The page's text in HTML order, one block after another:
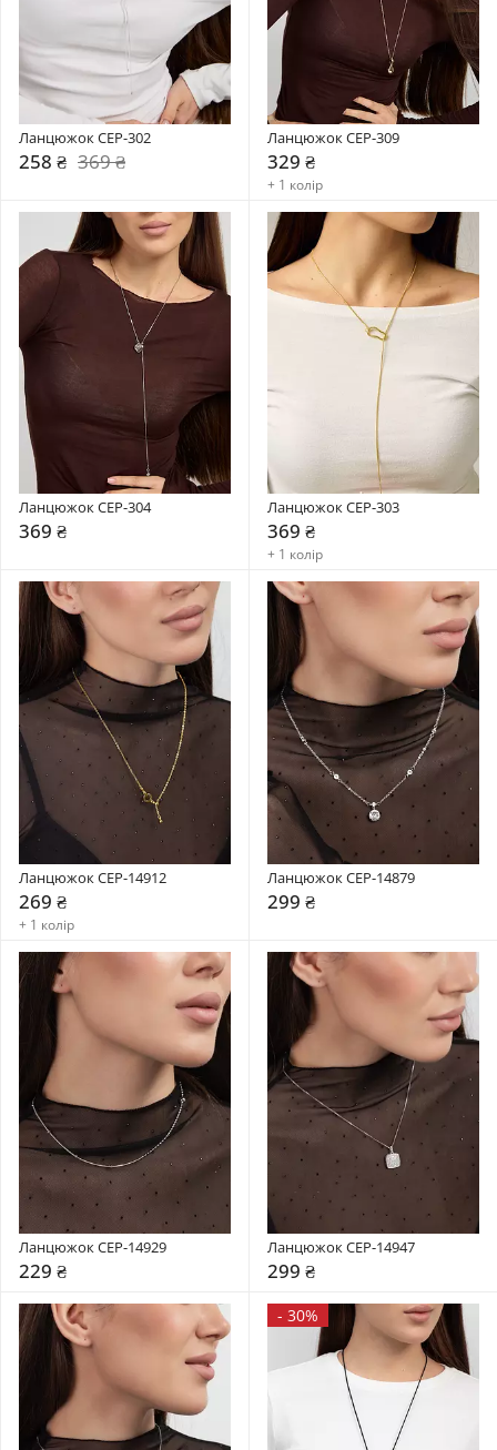
Ланцюжок CEP-302
258 ₴ 369 ₴
Ланцюжок CEP-309
329 ₴
+ 1 колір
Ланцюжок CEP-304
369 ₴
Ланцюжок CEP-303
369 ₴
+ 1 колір
Ланцюжок CEP-14912
269 ₴
+ 1 колір
Ланцюжок CEP-14879
299 ₴
Ланцюжок CEP-14929
229 ₴
Ланцюжок CEP-14947
299 ₴
- 30%